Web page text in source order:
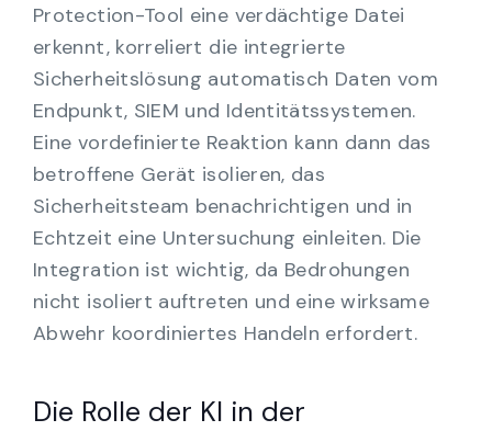
Protection-Tool eine verdächtige Datei
erkennt, korreliert die integrierte
Sicherheitslösung automatisch Daten vom
Endpunkt, SIEM und Identitätssystemen.
Eine vordefinierte Reaktion kann dann das
betroffene Gerät isolieren, das
Sicherheitsteam benachrichtigen und in
Echtzeit eine Untersuchung einleiten. Die
Integration ist wichtig, da Bedrohungen
nicht isoliert auftreten und eine wirksame
Abwehr koordiniertes Handeln erfordert.
Die Rolle der KI in der